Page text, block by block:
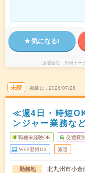
気になる!
派遣会社 日研トー
未読 掲載日 2026/07/28
≪週4日・時短
ンジャー業務な
職種未経験OK 交通費
WEB登録OK 派遣
勤務地
北九州市小倉